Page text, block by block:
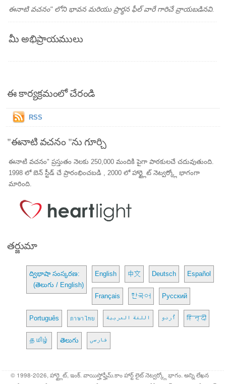
ఈనాటి వచనం" లోని భావన మరియు ప్రార్థన ఫీల్ వారే గారిచే వ్రాయబడినవి.
మీ అభిప్రాయములు
ఈ కార్యక్రమంలో చేరండి
RSS
"ఈనాటి వచనం "ను గూర్చి
ఈనాటి వచనం" ప్రస్తుతం నెలకు 250,000 మందికి పైగా పాఠకులచే చదువుతుంది.
1998 లో బెన్ స్టీడ్ చే ప్రారంభించబడి , 2000 లో హార్ట్లైట్ నెట్వర్క్లో భాగంగా
మారింది.
తర్జుమా
ద్విభాషా సంస్కరణ:
(తెలుగు / English)
English 中文 Deutsch Español
Français 한국어 Русский
Português ภาษาไทย اللغة العربية اُردو हिन्दी
தமிழ் తెలుగు فارسی
© 1998-2026, హార్ట్లైట్, ఇంక్. వాయిస్హోఫ్హీమ్.కాం హార్ట్ లైట్ నెట్వర్క్లో భాగం. అన్ని లేఖన